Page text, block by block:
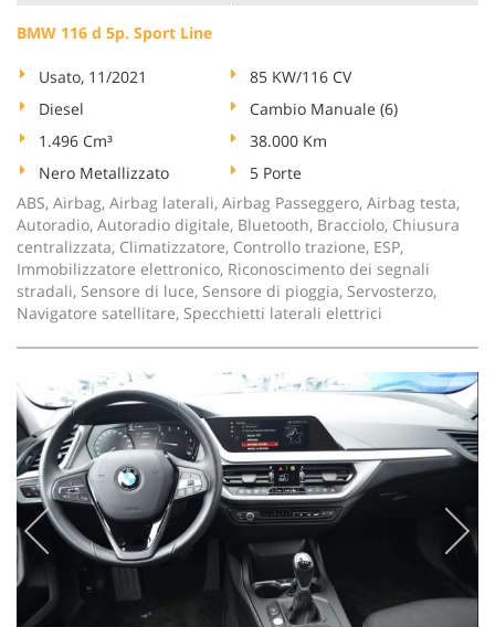
BMW 116 d 5p. Sport Line
Usato, 11/2021
85 KW/116 CV
Diesel
Cambio Manuale (6)
1.496 Cm³
38.000 Km
Nero Metallizzato
5 Porte
ABS, Airbag, Airbag laterali, Airbag Passeggero, Airbag testa,
Autoradio, Autoradio digitale, Bluetooth, Bracciolo, Chiusura
centralizzata, Climatizzatore, Controllo trazione, ESP,
Immobilizzatore elettronico, Riconoscimento dei segnali
stradali, Sensore di luce, Sensore di pioggia, Servosterzo,
Navigatore satellitare, Specchietti laterali elettrici